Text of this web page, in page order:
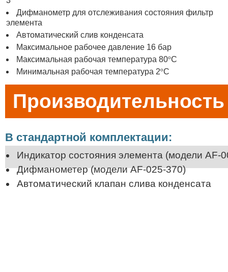
Дифманометр для отслеживания состояния фильтр
элемента
Автоматический слив конденсата
Максимальное рабочее давление 16 бар
Максимальная рабочая температура 80oС
Минимальная рабочая температура 2oС
В стандартной комплектации:
Индикатор состояния элемента (модели AF-
Дифманометер (модели AF-025-370)
Автоматический клапан слива конденсата